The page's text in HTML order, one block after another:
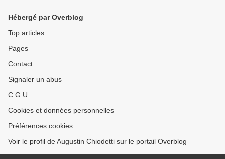
Hébergé par Overblog
Top articles
Pages
Contact
Signaler un abus
C.G.U.
Cookies et données personnelles
Préférences cookies
Voir le profil de Augustin Chiodetti sur le portail Overblog